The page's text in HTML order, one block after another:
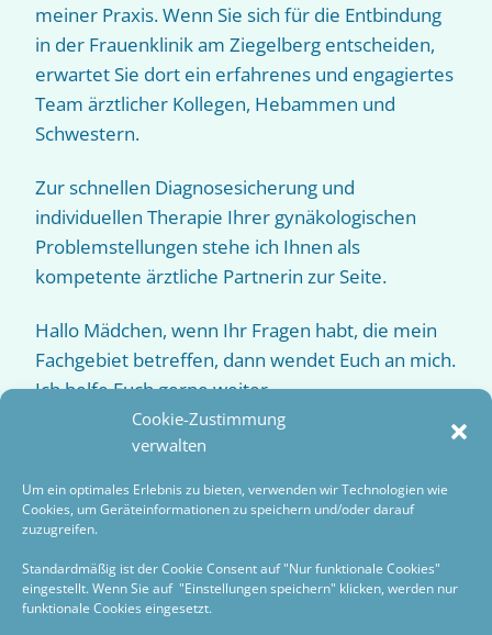
Cookie-Zustimmung
verwalten
Um ein optimales Erlebnis zu bieten, verwenden wir Technologien wie
Cookies, um Geräteinformationen zu speichern und/oder darauf
zuzugreifen.
Standardmäßig ist der Cookie Consent auf "Nur funktionale Cookies"
eingestellt. Wenn Sie auf "Einstellungen speichern" klicken, werden nur
funktionale Cookies eingesetzt.
meiner Praxis. Wenn Sie sich für die Entbindung
in der Frauenklinik am Ziegelberg entscheiden,
erwartet Sie dort ein erfahrenes und engagiertes
Team ärztlicher Kollegen, Hebammen und
Schwestern.
Zur schnellen Diagnosesicherung und
individuellen Therapie Ihrer gynäkologischen
Problemstellungen stehe ich Ihnen als
kompetente ärztliche Partnerin zur Seite.
Hallo Mädchen, wenn Ihr Fragen habt, die mein
Fachgebiet betreffen, dann wendet Euch an mich.
Ich helfe Euch gerne weiter.
Terminvereinbarung unter
Telefon 06021 / 44 77 990oder perEmail
praxis@frauenaerztinnen-ab.de
uns bitte Ihre Telefonnummer, dann rufen wir
Sie gerne an.